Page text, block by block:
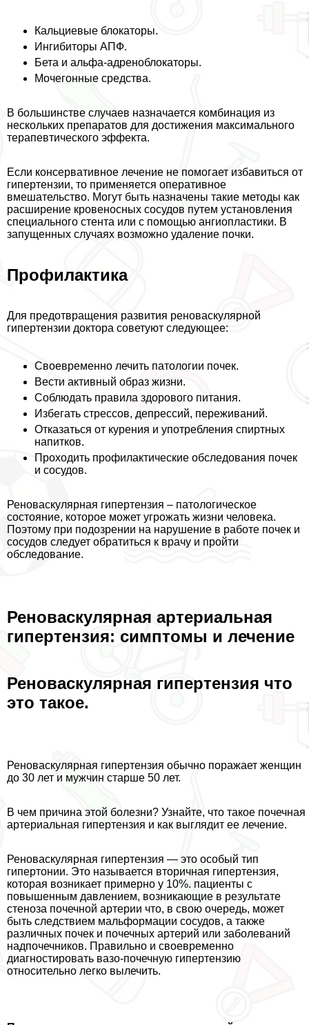
Кальциевые блокаторы.
Ингибиторы АПФ.
Бета и альфа-адреноблокаторы.
Мочегонные средства.
В большинстве случаев назначается комбинация из
нескольких препаратов для достижения максимального
терапевтического эффекта.
Если консервативное лечение не помогает избавиться от
гипертензии, то применяется оперативное
вмешательство. Могут быть назначены такие методы как
расширение кровеносных сосудов путем установления
специального стента или с помощью ангиопластики. В
запущенных случаях возможно удаление почки.
Профилактика
Для предотвращения развития реноваскулярной
гипертензии доктора советуют следующее:
Своевременно лечить патологии почек.
Вести активный образ жизни.
Соблюдать правила здорового питания.
Избегать стрессов, депрессий, переживаний.
Отказаться от курения и употрeбления спиртных
напитков.
Проходить профилактические обследования почек
и сосудов.
Реноваскулярная гипертензия – патологическое
состояние, которое может угрожать жизни человека.
Поэтому при подозрении на нарушение в работе почек и
сосудов следует обратиться к врачу и пройти
обследование.
Реноваскулярная артериальная
гипертензия: симптомы и лечение
Реноваскулярная гипертензия что
это такое.
Реноваскулярная гипертензия обычно поражает женщин
до 30 лет и мужчин старше 50 лет.
В чем причина этой болезни? Узнайте, что такое почечная
артериальная гипертензия и как выглядит ее лечение.
Реноваскулярная гипертензия — это особый тип
гипертонии. Это называется вторичная гипертензия,
которая возникает примерно у 10%. пациенты с
повышенным давлением, возникающие в результате
стеноза почечной артерии что, в свою очередь, может
быть следствием мальформации сосудов, а также
различных почек и почечных артерий или заболеваний
надпочечников. Правильно и своевременно
диагностировать вазо-почечную гипертензию
относительно легко вылечить.